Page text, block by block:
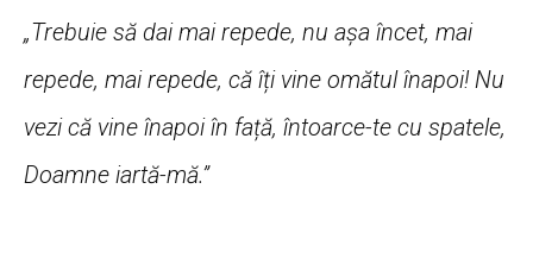
„Trebuie să dai mai repede, nu așa încet, mai
repede, mai repede, că îți vine omătul înapoi! Nu
vezi că vine înapoi în față, întoarce-te cu spatele,
Doamne iartă-mă.”